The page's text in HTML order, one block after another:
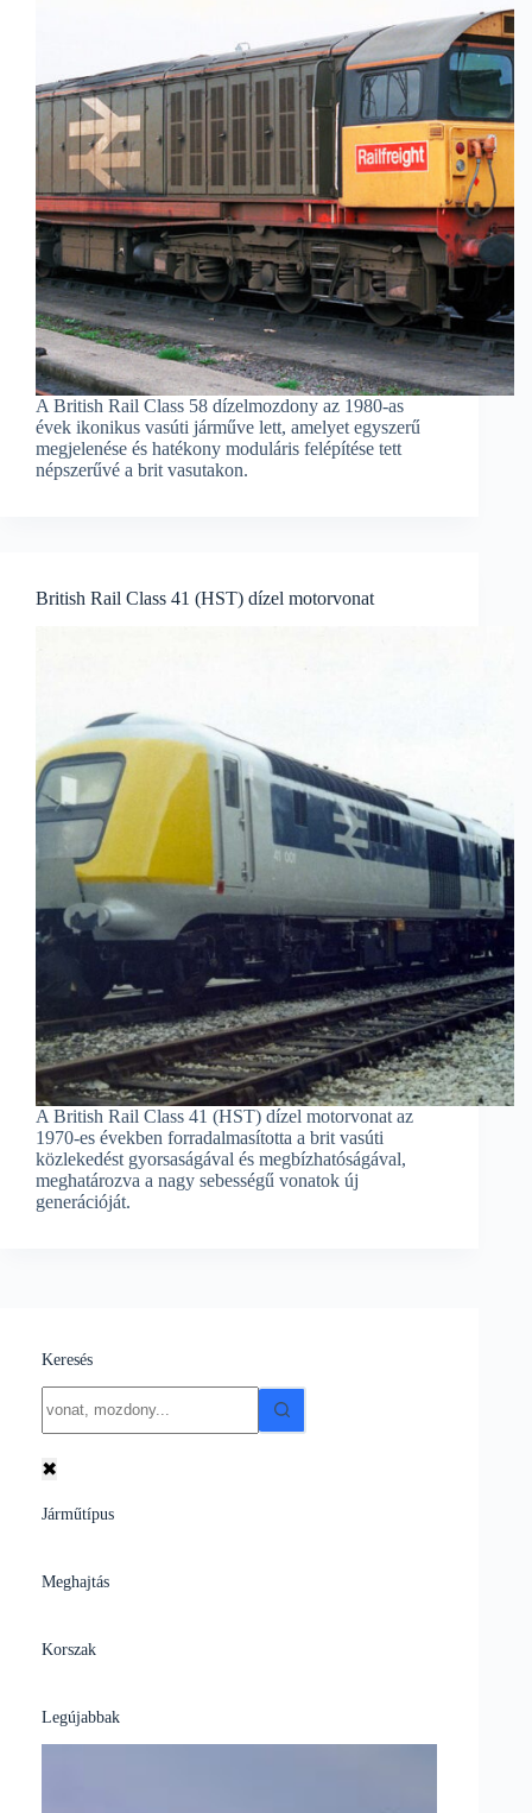
A British Rail Class 58 dízelmozdony az 1980-as
évek ikonikus vasúti járműve lett, amelyet egyszerű
megjelenése és hatékony moduláris felépítése tett
népszerűvé a brit vasutakon.
British Rail Class 41 (HST) dízel motorvonat
A British Rail Class 41 (HST) dízel motorvonat az
1970-es években forradalmasította a brit vasúti
közlekedést gyorsaságával és megbízhatóságával,
meghatározva a nagy sebességű vonatok új
generációját.
Keresés
results
✖
Járműtípus
Meghajtás
Korszak
Legújabbak